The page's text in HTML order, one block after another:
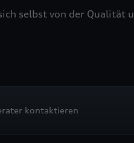
selbst von der Qualität
kontaktieren